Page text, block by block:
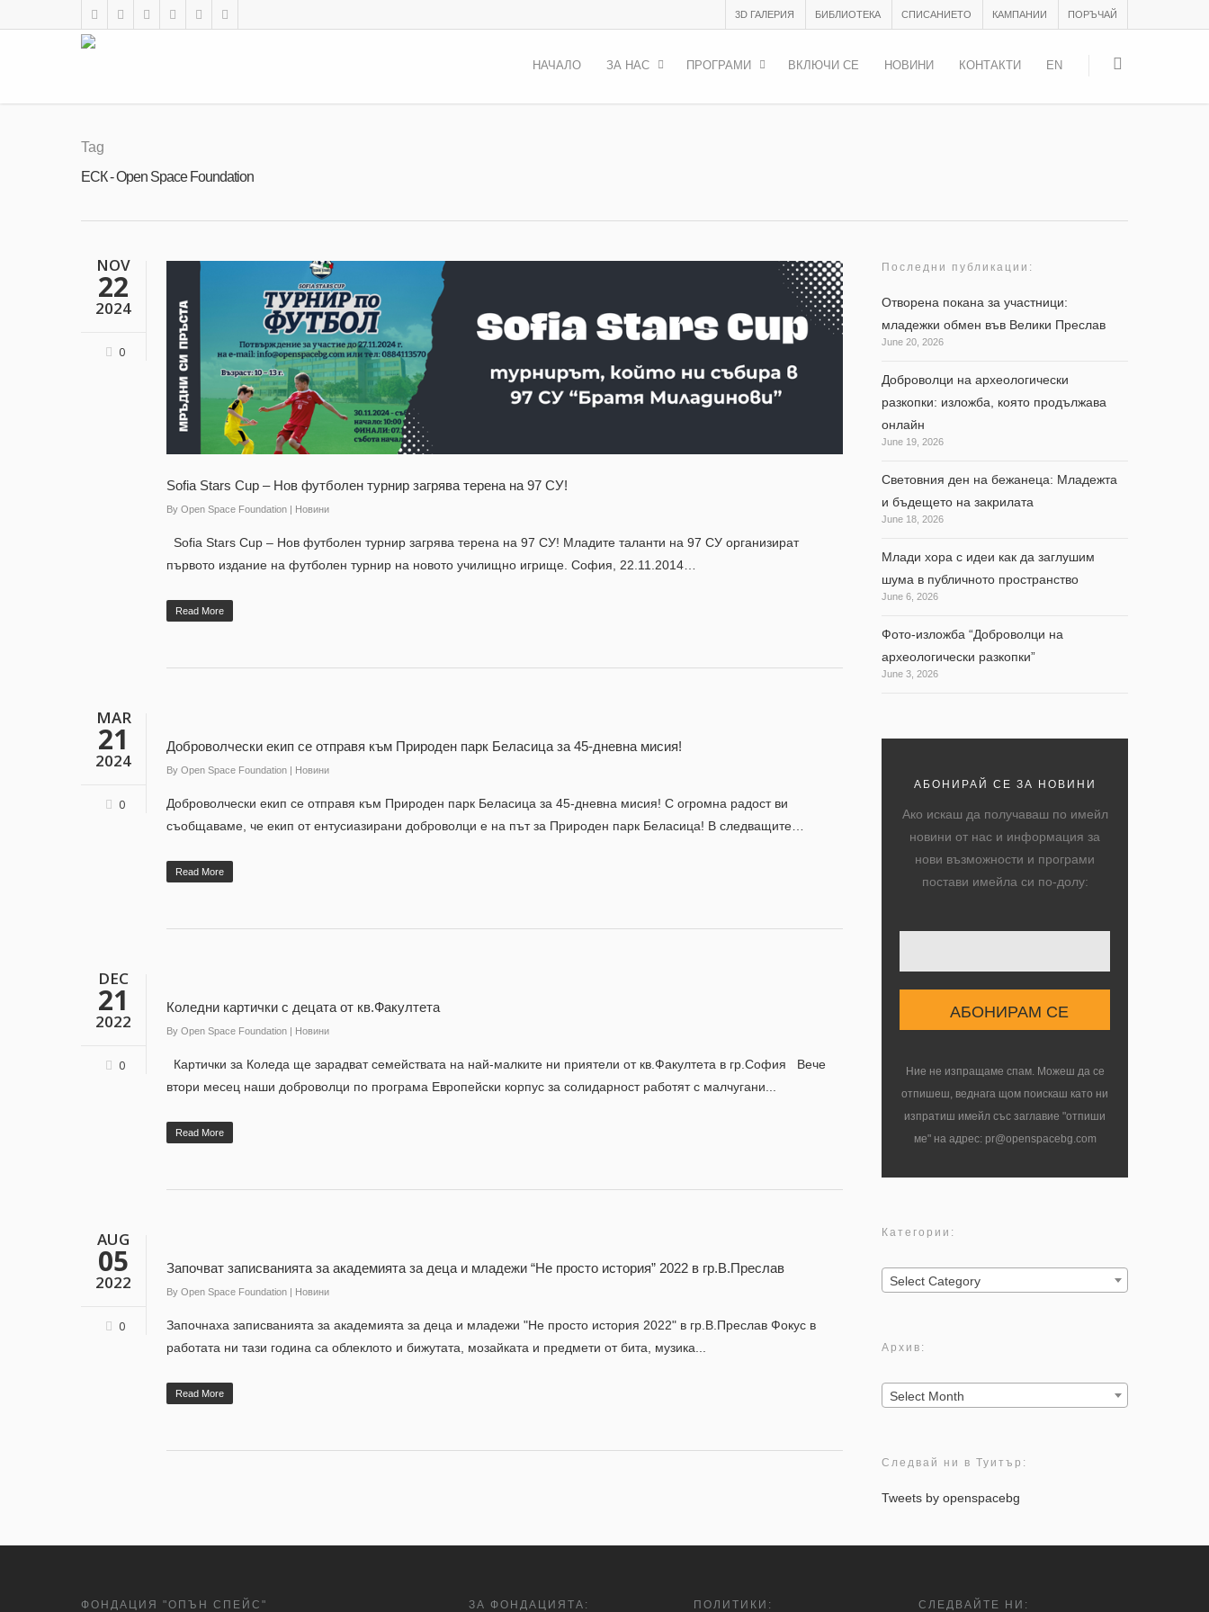
3D ГАЛЕРИЯ БИБЛИОТЕКА СПИСАНИЕТО КАМПАНИИ ПОРЪЧАЙ
НАЧАЛО ЗА НАС ПРОГРАМИ ВКЛЮЧИ СЕ НОВИНИ КОНТАКТИ EN
Tag
ЕСК - Open Space Foundation
NOV
22
2024
0
Sofia Stars Cup – Нов футболен турнир загрява терена на 97 СУ!
By Open Space Foundation | Новини
Sofia Stars Cup – Нов футболен турнир загрява терена на 97 СУ! Младите таланти на 97 СУ организират
първото издание на футболен турнир на новото училищно игрище. София, 22.11.2014…
Read More
MAR
21
2024
0
Доброволчески екип се отправя към Природен парк Беласица за 45-дневна мисия!
By Open Space Foundation | Новини
Доброволчески екип се отправя към Природен парк Беласица за 45-дневна мисия! С огромна радост ви
съобщаваме, че екип от ентусиазирани доброволци е на път за Природен парк Беласица! В следващите…
Read More
DEC
21
2022
0
Коледни картички с децата от кв.Факултета
By Open Space Foundation | Новини
Картички за Коледа ще зарадват семействата на най-малките ни приятели от кв.Факултета в гр.София Вече
втори месец наши доброволци по програма Европейски корпус за солидарност работят с малчугани...
Read More
AUG
05
2022
0
Започват записванията за академията за деца и младежи “Не просто история” 2022 в гр.В.Преслав
By Open Space Foundation | Новини
Започнаха записванията за академията за деца и младежи "Не просто история 2022" в гр.В.Преслав Фокус в
работата ни тази година са облеклото и бижутата, мозайката и предмети от бита, музика...
Read More
Последни публикации:
Отворена покана за участници:
младежки обмен във Велики Преслав
June 20, 2026
Доброволци на археологически
разкопки: изложба, която продължава
онлайн
June 19, 2026
Световния ден на бежанеца: Младежта
и бъдещето на закрилата
June 18, 2026
Млади хора с идеи как да заглушим
шума в публичното пространство
June 6, 2026
Фото-изложба “Доброволци на
археологически разкопки”
June 3, 2026
АБОНИРАЙ СЕ ЗА НОВИНИ
Ако искаш да получаваш по имейл
новини от нас и информация за
нови възможности и програми
постави имейла си по-долу:
Ние не изпращаме спам. Можеш да се
отпишеш, веднага щом поискаш като ни
изпратиш имейл със заглавие "отпиши
ме" на адрес: pr@openspacebg.com
Категории:
Категории:
Select Category
Архив:
Архив:
Select Month
Следвай ни в Туитър:
Tweets by openspacebg
ФОНДАЦИЯ "ОПЪН СПЕЙС" ЗА ФОНДАЦИЯТА: ПОЛИТИКИ: СЛЕДВАЙТЕ НИ: